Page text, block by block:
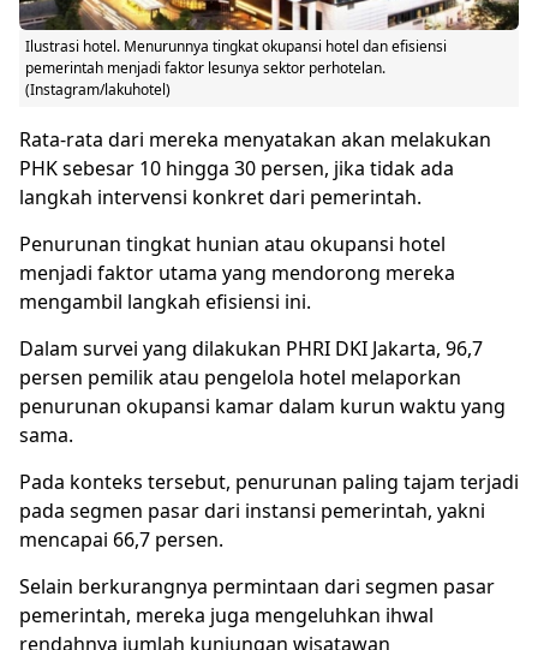
Ilustrasi hotel. Menurunnya tingkat okupansi hotel dan efisiensi
pemerintah menjadi faktor lesunya sektor perhotelan.
(Instagram/lakuhotel)
Rata-rata dari mereka menyatakan akan melakukan
PHK sebesar 10 hingga 30 persen, jika tidak ada
langkah intervensi konkret dari pemerintah.
Penurunan tingkat hunian atau okupansi hotel
menjadi faktor utama yang mendorong mereka
mengambil langkah efisiensi ini.
Dalam survei yang dilakukan PHRI DKI Jakarta, 96,7
persen pemilik atau pengelola hotel melaporkan
penurunan okupansi kamar dalam kurun waktu yang
sama.
Pada konteks tersebut, penurunan paling tajam terjadi
pada segmen pasar dari instansi pemerintah, yakni
mencapai 66,7 persen.
Selain berkurangnya permintaan dari segmen pasar
pemerintah, mereka juga mengeluhkan ihwal
rendahnya jumlah kunjungan wisatawan